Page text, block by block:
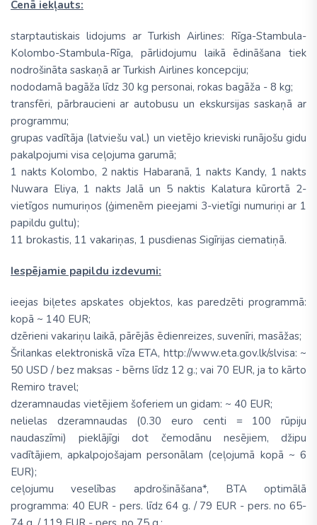
Cenā iekļauts:
starptautiskais lidojums ar Turkish Airlines: Rīga-Stambula-
Kolombo-Stambula-Rīga, pārlidojumu laikā ēdināšana tiek
nodrošināta saskaņā ar Turkish Airlines koncepciju;
nododamā bagāža līdz 30 kg personai, rokas bagāža - 8 kg;
transfēri, pārbraucieni ar autobusu un ekskursijas saskaņā ar
programmu;
grupas vadītāja (latviešu val.) un vietējo krieviski runājošu gidu
pakalpojumi visa ceļojuma garumā;
1 nakts Kolombo, 2 naktis Habaranā, 1 nakts Kandy, 1 nakts
Nuwara Eliya, 1 nakts Jalā un 5 naktis Kalatura kūrortā 2-
vietīgos numuriņos (ģimenēm pieejami 3-vietīgi numuriņi ar 1
papildu gultu);
11 brokastis, 11 vakariņas, 1 pusdienas Sigīrijas ciematiņā.
Iespējamie papildu izdevumi:
ieejas biļetes apskates objektos, kas paredzēti programmā:
kopā ~ 140 EUR;
dzērieni vakariņu laikā, pārējās ēdienreizes, suvenīri, masāžas;
Šrilankas elektroniskā vīza ETA, http://www.eta.gov.lk/slvisa: ~
50 USD / bez maksas - bērns līdz 12 g.; vai 70 EUR, ja to kārto
Remiro travel;
dzeramnaudas vietējiem šoferiem un gidam: ~ 40 EUR;
nelielas dzeramnaudas (0.30 euro centi = 100 rūpiju
naudaszīmi) pieklājīgi dot čemodānu nesējiem, džipu
vadītājiem, apkalpojošajam personālam (ceļojumā kopā ~ 6
EUR);
ceļojumu veselības apdrošināšana*, BTA optimālā
programma: 40 EUR - pers. līdz 64 g. / 79 EUR - pers. no 65-